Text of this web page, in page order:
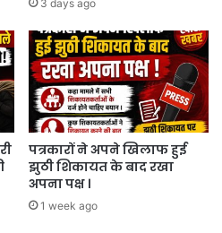
3 days ago
पत्रकारों ने अपने खिलाफ हुई
झुठी शिकायत के बाद रखा
अपना पक्ष ।
1 week ago